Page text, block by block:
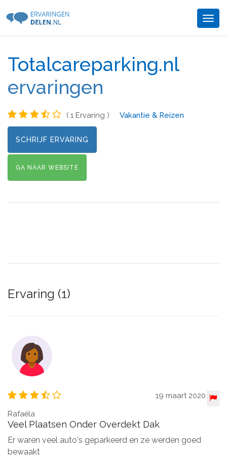
Totalcareparking.nl
ervaringen
( 1 Ervaring ) Vakantie & Reizen
SCHRIJF ERVARING
GA NAAR WEBSITE
Ervaring (1)
19 maart 2020
Rafaëla
Veel Plaatsen Onder Overdekt Dak
Er waren veel auto's geparkeerd en ze werden goed
bewaakt